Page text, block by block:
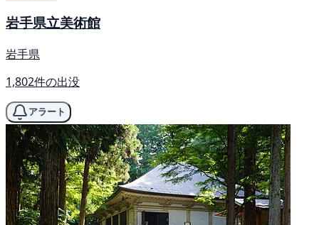
岩手県立美術館
岩手県
1,802件の出没
アラート